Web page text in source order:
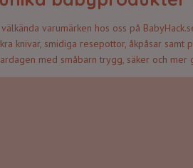
varumärken hos oss på
knivar, smidiga resepottor, åkpåsar
med småbarn trygg, säker och